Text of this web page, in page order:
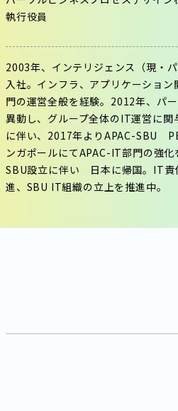
執行役員
2003年、インテリジェンス（現・
入社。インフラ、アプリケーショ
門の運営全般を経験。2012年、パ
異動し、グループ全体のIT運営に関
に伴い、2017年よりAPAC-SBU
ンガポールにてAPAC-IT部門の強
SBU設立に伴い 日本に帰国。IT責
進、SBU IT組織の立上を推進中。